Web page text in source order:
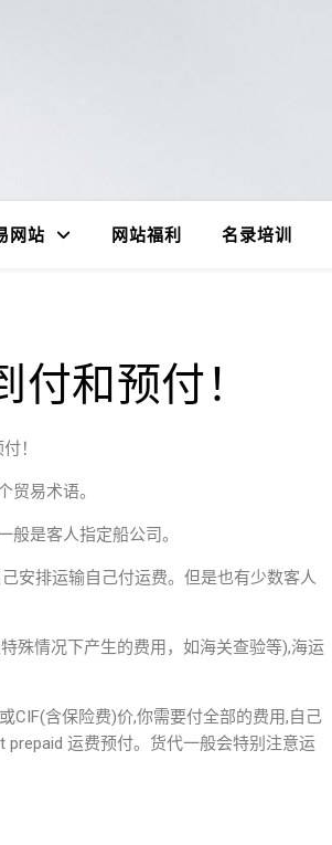
网站 网站福利 名录培训
和预付！
！
易术语。
般是客人指定船公司。
安排运输自己付运费。但是也有少数客人
殊情况下产生的费用，如海关查验等),海运
CIF(含保险费)价,你需要付全部的费用,自己
运费预付。货代一般会特别注意运